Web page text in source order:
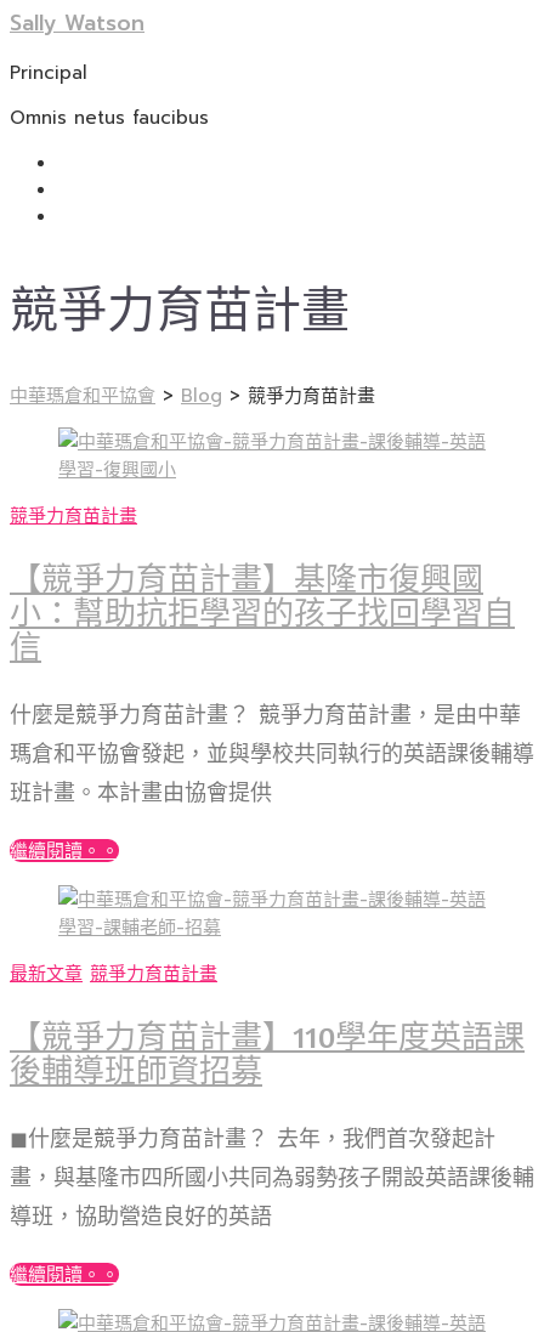
Sally Watson
Principal
Omnis netus faucibus
競爭力育苗計畫
中華瑪倉和平協會 > Blog > 競爭力育苗計畫
競爭力育苗計畫
【競爭力育苗計畫】基隆市復興國
小：幫助抗拒學習的孩子找回學習自
信
什麼是競爭力育苗計畫？ 競爭力育苗計畫，是由中華
瑪倉和平協會發起，並與學校共同執行的英語課後輔導
班計畫。本計畫由協會提供
繼續閱讀。。
最新文章 競爭力育苗計畫
【競爭力育苗計畫】110學年度英語課
後輔導班師資招募
◼︎什麼是競爭力育苗計畫？ 去年，我們首次發起計
畫，與基隆市四所國小共同為弱勢孩子開設英語課後輔
導班，協助營造良好的英語
繼續閱讀。。